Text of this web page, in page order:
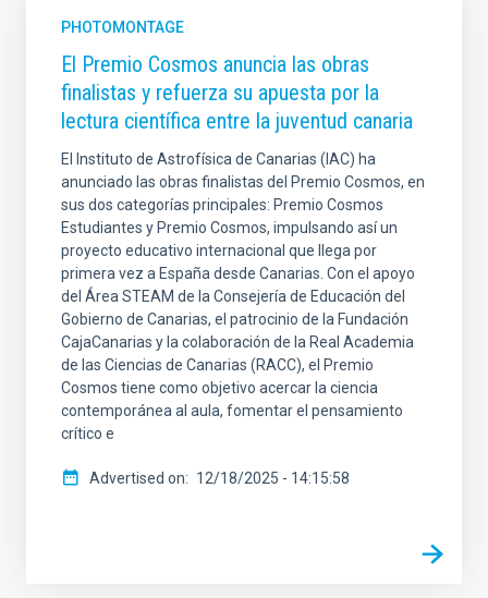
PHOTOMONTAGE
El Premio Cosmos anuncia las obras
finalistas y refuerza su apuesta por la
lectura científica entre la juventud canaria
El Instituto de Astrofísica de Canarias (IAC) ha
anunciado las obras finalistas del Premio Cosmos, en
sus dos categorías principales: Premio Cosmos
Estudiantes y Premio Cosmos, impulsando así un
proyecto educativo internacional que llega por
primera vez a España desde Canarias. Con el apoyo
del Área STEAM de la Consejería de Educación del
Gobierno de Canarias, el patrocinio de la Fundación
CajaCanarias y la colaboración de la Real Academia
de las Ciencias de Canarias (RACC), el Premio
Cosmos tiene como objetivo acercar la ciencia
contemporánea al aula, fomentar el pensamiento
crítico e
Advertised on 12/18/2025 - 14:15:58